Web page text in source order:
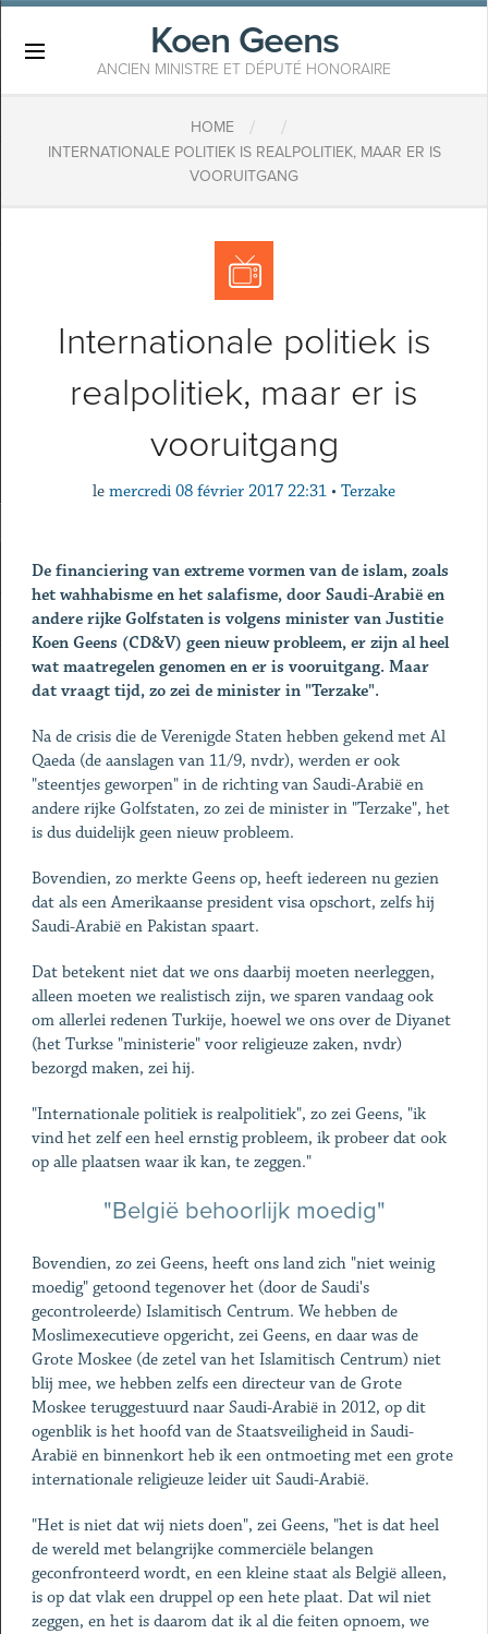
Koen Geens
ANCIEN MINISTRE ET DÉPUTÉ HONORAIRE
HOME / /
INTERNATIONALE POLITIEK IS REALPOLITIEK, MAAR ER IS
VOORUITGANG
Internationale politiek is
realpolitiek, maar er is
vooruitgang
le mercredi 08 février 2017 22:31 • Terzake
De financiering van extreme vormen van de islam, zoals
het wahhabisme en het salafisme, door Saudi-Arabië en
andere rijke Golfstaten is volgens minister van Justitie
Koen Geens (CD&V) geen nieuw probleem, er zijn al heel
wat maatregelen genomen en er is vooruitgang. Maar
dat vraagt tijd, zo zei de minister in "Terzake".
Na de crisis die de Verenigde Staten hebben gekend met Al
Qaeda (de aanslagen van 11/9, nvdr), werden er ook
"steentjes geworpen" in de richting van Saudi-Arabië en
andere rijke Golfstaten, zo zei de minister in "Terzake", het
is dus duidelijk geen nieuw probleem.
Bovendien, zo merkte Geens op, heeft iedereen nu gezien
dat als een Amerikaanse president visa opschort, zelfs hij
Saudi-Arabië en Pakistan spaart.
Dat betekent niet dat we ons daarbij moeten neerleggen,
alleen moeten we realistisch zijn, we sparen vandaag ook
om allerlei redenen Turkije, hoewel we ons over de Diyanet
(het Turkse "ministerie" voor religieuze zaken, nvdr)
bezorgd maken, zei hij.
"Internationale politiek is realpolitiek", zo zei Geens, "ik
vind het zelf een heel ernstig probleem, ik probeer dat ook
op alle plaatsen waar ik kan, te zeggen."
"België behoorlijk moedig"
Bovendien, zo zei Geens, heeft ons land zich "niet weinig
moedig" getoond tegenover het (door de Saudi's
gecontroleerde) Islamitisch Centrum. We hebben de
Moslimexecutieve opgericht, zei Geens, en daar was de
Grote Moskee (de zetel van het Islamitisch Centrum) niet
blij mee, we hebben zelfs een directeur van de Grote
Moskee teruggestuurd naar Saudi-Arabië in 2012, op dit
ogenblik is het hoofd van de Staatsveiligheid in Saudi-
Arabië en binnenkort heb ik een ontmoeting met een grote
internationale religieuze leider uit Saudi-Arabië.
"Het is niet dat wij niets doen", zei Geens, "het is dat heel
de wereld met belangrijke commerciële belangen
geconfronteerd wordt, en een kleine staat als België alleen,
is op dat vlak een druppel op een hete plaat. Dat wil niet
zeggen, en het is daarom dat ik al die feiten opnoem, we